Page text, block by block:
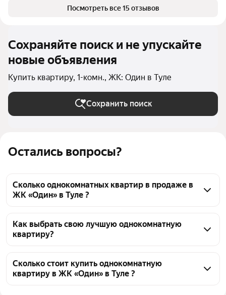
Остались вопросы?
Сколько однокомнатных квартир в продаже в
ЖК «Один» в Туле ?
Туле 40 однокомнатных квартир 40 объявлений от
застройщиков
Как выбрать свою лучшую однокомнатную
квартиру?
воспользуйтесь тепловой картой для оценки
инфраструктуры и транспортной доступности в
Сколько стоит купить однокомнатную
квартиру в ЖК «Один» в Туле ?
Посмотреть все 15 отзывов
Сохраняйте поиск и не упускайте
новые объявления
Купить квартиру, 1-комн., ЖК: Один в Туле
Сохранить поиск